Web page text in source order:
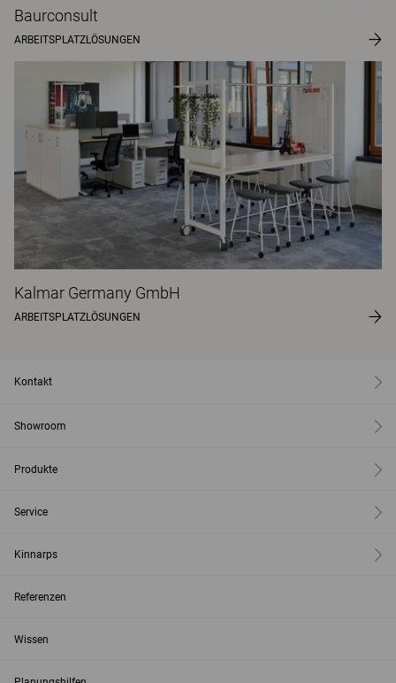
Baurconsult
ARBEITSPLATZLÖSUNGEN
Kalmar Germany GmbH
ARBEITSPLATZLÖSUNGEN
Kontakt
Showroom
Produkte
Service
Kinnarps
Referenzen
Wissen